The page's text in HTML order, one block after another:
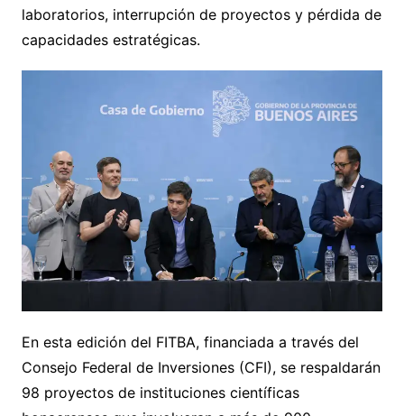
laboratorios, interrupción de proyectos y pérdida de
capacidades estratégicas.
En esta edición del FITBA, financiada a través del
Consejo Federal de Inversiones (CFI), se respaldarán
98 proyectos de instituciones científicas